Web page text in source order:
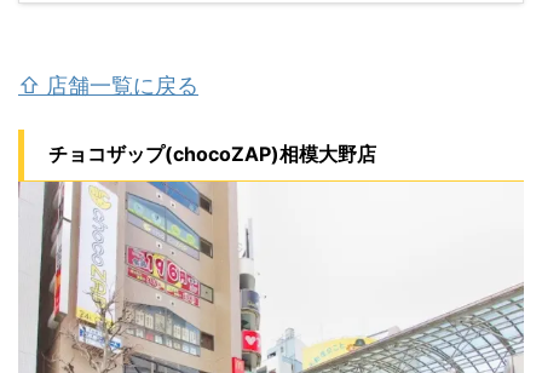
⇧ 店舗一覧に戻る
チョコザップ(chocoZAP)相模大野店